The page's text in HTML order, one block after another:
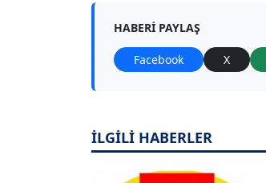
HABERI PAYLAŞ
Facebook X
İLGİLİ HABERLER